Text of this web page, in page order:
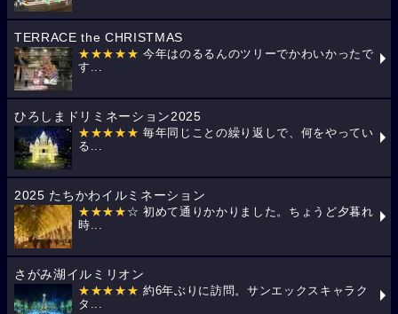
TERRACE the CHRISTMAS
★★★★★ 今年はのるるんのツリーでかわいかったで
す...
ひろしまドリミネーション2025
★★★★★ 毎年同じことの繰り返しで、何をやってい
る...
2025 たちかわイルミネーション
★★★★ ☆ 初めて通りかかりました。ちょうど夕暮れ
時...
さがみ湖イルミリオン
★★★★★ 約6年ぶりに訪問。サンエックスキャラク
タ...